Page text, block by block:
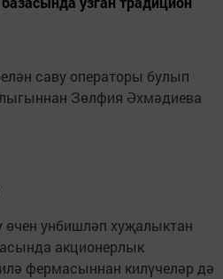
саву операторы булып
Зөлфия Әхмәдиева
өчен унбишләп хуҗалыктан
акционерлык
фермасыннан килүчеләр дә